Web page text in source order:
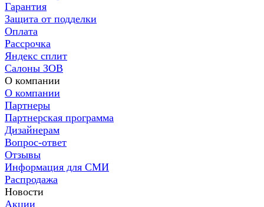
Гарантия
Защита от подделки
Оплата
Рассрочка
Яндекс сплит
Салоны ЗОВ
О компании
О компании
Партнеры
Партнерская программа
Дизайнерам
Вопрос-ответ
Отзывы
Информация для СМИ
Распродажа
Новости
Акции